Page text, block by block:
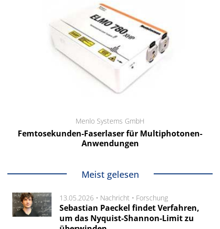
Menlo Systems GmbH
Femtosekunden-Faserlaser für Multiphotonen-
Anwendungen
Meist gelesen
13.05.2026 • Nachricht • Forschung
Sebastian Paeckel findet Verfahren,
um das Nyquist-Shannon-Limit zu